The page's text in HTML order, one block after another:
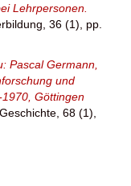
Lehrpersonen.
36 (1), pp.
Pascal Germann,
und
Göttingen
68 (1),